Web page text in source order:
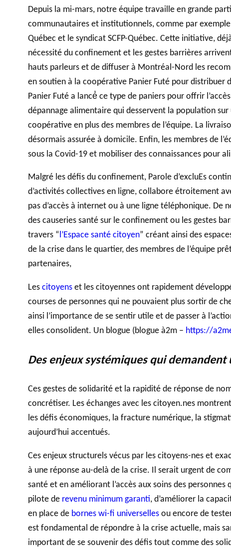
Depuis la mi-mars, notre équipe travaille en grande
communautaires et institutionnels, comme par
Québec et le syndicat SCFP-Québec. Cette initiative,
nécessité du confinement et les gestes barrières
hauts parleurs et de diffuser à Montréal-Nord les
en soutien à la coopérative Panier Futé pour distribuer
Panier Futé a lancé́ ce type de paniers pour offrir
dépannage alimentaire qui desservent la population
coopérative en plus des membres de l’équipe. La
désormais assurée à domicile. Enfin, les membres de
sous la Covid-19 et mobiliser des connaissances pour
Malgré les défis du confinement, Parole d’excluEs
d’activités collectives en ligne, collabore étroitement
pas d’accès à internet ou à une ligne téléphonique.
des causeries santé sur le confinement ou les gestes
travers “l’Espace santé citoyen” créant ainsi des
de la crise dans le quartier, des membres de l’équipe
partenaires,
Lescitoyenset les citoyennes ont rapidement
courses de personnes qui ne pouvaient plus sortir de
ainsi l’importance de se sentir utile et de passer à
elles consolident. Un blogue (blogue à2m – https://
Des enjeux systémiques qui
Ces gestes de solidarité et la rapidité de réponse de
concrétiser. Les échanges avec les citoyen.nes
les défis économiques, la fracture numérique, la
aujourd’hui accentués.
Ces enjeux structurels vécus par les citoyens-nes et
à une réponse au-delà de la crise. Il serait urgent de
santé et en améliorant l’accès aux soins des
pilote de revenu minimum garanti, d’améliorer la
en place de bornes wi-fi universellesou encore de
est fondamental de répondre à la crise actuelle, mais
important de se souvenir des défis tout comme des